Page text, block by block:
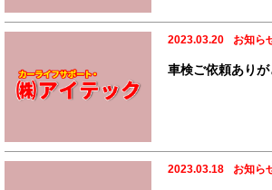
2023.03.20 お知ら
車検ご依頼あり
2023.03.18 お知ら